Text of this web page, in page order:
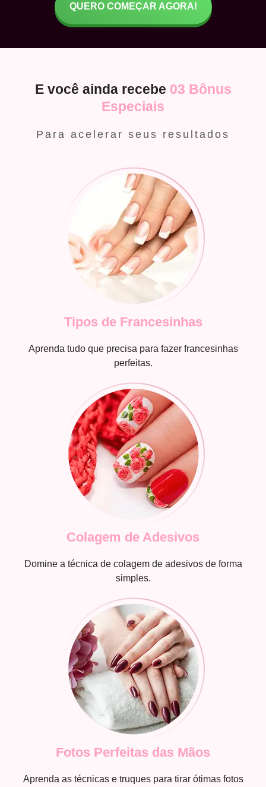
QUERO COMEÇAR AGORA!
E você ainda recebe 03 Bônus
Especiais
Para acelerar seus resultados
Tipos de Francesinhas
Aprenda tudo que precisa para fazer francesinhas
perfeitas.
Colagem de Adesivos
Domine a técnica de colagem de adesivos de forma
simples.
Fotos Perfeitas das Mãos
Aprenda as técnicas e truques para tirar ótimas fotos